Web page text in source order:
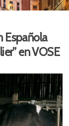
Española
en VOSE